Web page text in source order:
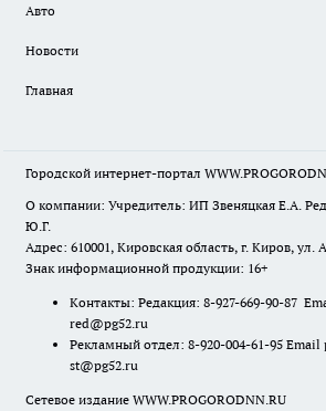
Авто
Новости
Главная
Городской интернет-портал
О компании: Учредитель: ИП Звеняцкая Е.А.
Ю.Г.
Адрес: 610001, Кировская область, г. Киров, ул.
Знак информационной продукции: 16+
Контакты: Редакция: 8-927-669-90-87
red@pg52.ru
Рекламный отдел: 8-920-004-61-95 Email
st@pg52.ru
Сетевое издание WWW.PROGORODNN.RU